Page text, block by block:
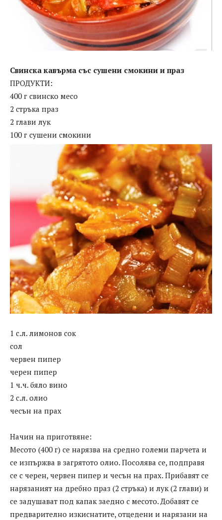
Свинска кавърма със сушени смокини и праз
ПРОДУКТИ:
400 г свинско месо
2 стръка праз
2 глави лук
100 г сушени смокини
1 с.л. лимонов сок
сол
червен пипер
черен пипер
1 ч.ч. бяло вино
2 с.л. олио
чесън на прах
Начин на приготвяне:
Месото (400 г) се нарязва на средно големи парчета и
се изпържва в загрятото олио. Посолява се, подправя
се с черен, червен пипер и чесън на прах. Прибавят се
нарязаният на дребно праз (2 стръка) и лук (2 глави) и
се задушават под капак заедно с месото. Добавят се
предварително изкиснатите, отцедени и нарязани на